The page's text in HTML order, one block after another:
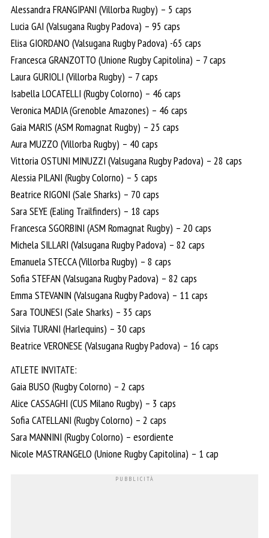
Alessandra FRANGIPANI (Villorba Rugby) – 5 caps
Lucia GAI (Valsugana Rugby Padova) – 95 caps
Elisa GIORDANO (Valsugana Rugby Padova) -65 caps
Francesca GRANZOTTO (Unione Rugby Capitolina) – 7 caps
Laura GURIOLI (Villorba Rugby) – 7 caps
Isabella LOCATELLI (Rugby Colorno) – 46 caps
Veronica MADIA (Grenoble Amazones) – 46 caps
Gaia MARIS (ASM Romagnat Rugby) – 25 caps
Aura MUZZO (Villorba Rugby) – 40 caps
Vittoria OSTUNI MINUZZI (Valsugana Rugby Padova) – 28 caps
Alessia PILANI (Rugby Colorno) – 5 caps
Beatrice RIGONI (Sale Sharks) – 70 caps
Sara SEYE (Ealing Trailfinders) – 18 caps
Francesca SGORBINI (ASM Romagnat Rugby) – 20 caps
Michela SILLARI (Valsugana Rugby Padova) – 82 caps
Emanuela STECCA (Villorba Rugby) – 8 caps
Sofia STEFAN (Valsugana Rugby Padova) – 82 caps
Emma STEVANIN (Valsugana Rugby Padova) – 11 caps
Sara TOUNESI (Sale Sharks) – 35 caps
Silvia TURANI (Harlequins) – 30 caps
Beatrice VERONESE (Valsugana Rugby Padova) – 16 caps
ATLETE INVITATE:
Gaia BUSO (Rugby Colorno) – 2 caps
Alice CASSAGHI (CUS Milano Rugby) – 3 caps
Sofia CATELLANI (Rugby Colorno) – 2 caps
Sara MANNINI (Rugby Colorno) – esordiente
Nicole MASTRANGELO (Unione Rugby Capitolina) – 1 cap